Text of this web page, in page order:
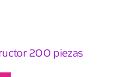
200 piezas